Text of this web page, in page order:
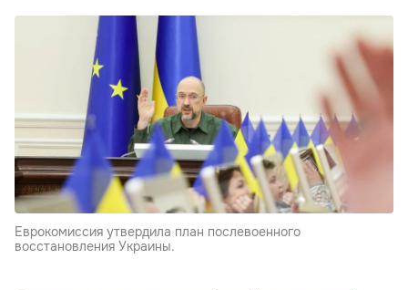
Еврокомиссия утвердила план послевоенного
восстановления Украины.